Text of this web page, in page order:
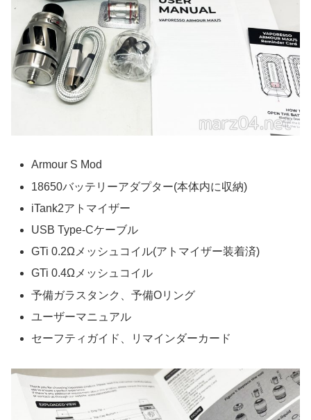
Armour S Mod
18650バッテリーアダプター(本体内に収納)
iTank2アトマイザー
USB Type-Cケーブル
GTi 0.2Ωメッシュコイル(アトマイザー装着済)
GTi 0.4Ωメッシュコイル
予備ガラスタンク、予備Oリング
ユーザーマニュアル
セーフティガイド、リマインダーカード